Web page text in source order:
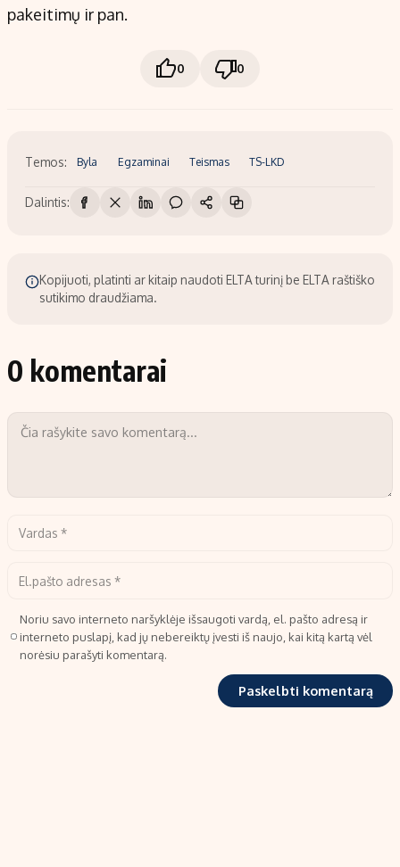
pakeitimų ir pan.
0 0
Temos: Byla Egzaminai Teismas TS-LKD
Dalintis:
Kopijuoti, platinti ar kitaip naudoti ELTA turinį be ELTA raštiško
sutikimo draudžiama.
0 komentarai
Noriu savo interneto naršyklėje išsaugoti vardą, el. pašto adresą ir
interneto puslapį, kad jų nebereiktų įvesti iš naujo, kai kitą kartą vėl
norėsiu parašyti komentarą.